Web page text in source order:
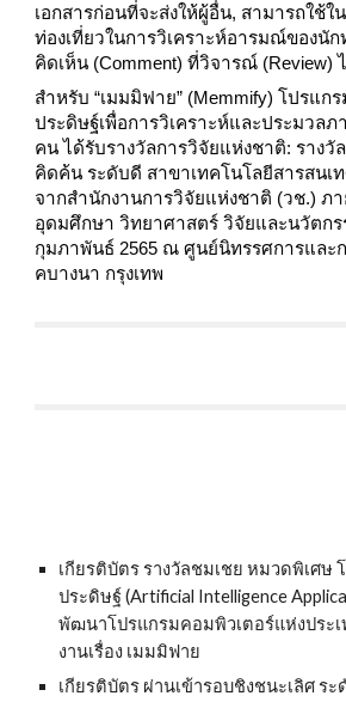
เอกสารก่อนที่จะส่งให้ผู้อื่น, สามารถใช้
ท่องเที่ยวในการวิเคราะห์อารมณ์ของนั
คิดเห็น (Comment) ที่วิจารณ์ (Review)
สำหรับ “เมมมิฟาย” (Memmify) โปรแ
ประดิษฐ์เพื่อการวิเคราะห์และประมวล
คน ได้รับรางวัลการวิจัยแห่งชาติ: รางวั
คิดค้น ระดับดี สาขาเทคโนโลยีสารสนเ
จากสำนักงานการวิจัยแห่งชาติ (วช.) ภา
อุดมศึกษา วิทยาศาสตร์ วิจัยและนวัตกร
กุมภาพันธ์ 2565 ณ ศูนย์นิทรรศการและ
คบางนา กรุงเทพ
เกียรติบัตร รางวัลชมเชย หมวดพิเศษ
ประดิษฐ์ (Artificial Intelligence
พัฒนาโปรแกรมคอมพิวเตอร์แห่งประ
งานเรื่อง เมมมิฟาย
เกียรติบัตร ผ่านเข้ารอบชิงชนะเลิศ ร